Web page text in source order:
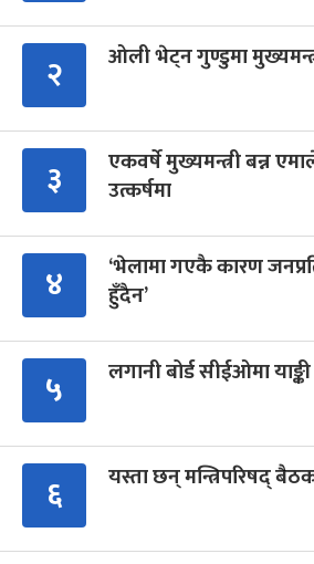
२ ओली भेट्न गुण्डुमा
३
एकवर्षे मुख्यमन्त्री बन्न
उत्कर्षमा
४
‘भेलामा गएकै कारण
हुँदैन’
५ लगानी बोर्ड सीईओमा
६ यस्ता छन् मन्त्रिपरिषद्